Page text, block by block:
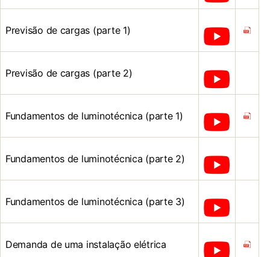
Previsão de cargas (parte 1)
Previsão de cargas (parte 2)
Fundamentos de luminotécnica (parte 1)
Fundamentos de luminotécnica (parte 2)
Fundamentos de luminotécnica (parte 3)
Demanda de uma instalação elétrica